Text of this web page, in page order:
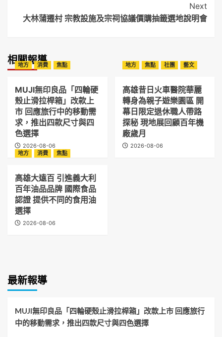
Next
大林蒲遷村 宗教設施及宗祠協議價購抽籤選地說明會
相關報導
地方 消費 焦點
MUJI無印良品「四輪硬
殼止滑拉桿箱」改款上
市 回應旅行中的移動需
求，推出四款尺寸與四
色選擇
2026-08-06
地方 焦點 社團 藝文
高雄昔日火車醫院華麗
轉身為親子遊樂園區 開
幕日限定退休職人帶路
探秘 現地展回顧百年機
廠歲月
2026-08-06
地方
消費 焦點
高雄大遠百 引進義大利
百年油品品牌 國際食品
認證 提供不同的食用油
選擇
2026-08-06
最新報導
MUJI無印良品「四輪硬殼止滑拉桿箱」改款上市 回應旅行
中的移動需求，推出四款尺寸與四色選擇